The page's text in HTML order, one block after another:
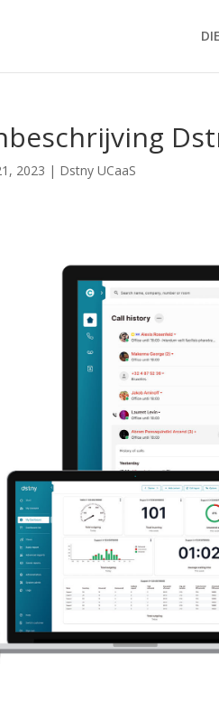
2023 | Dstny UCaaS